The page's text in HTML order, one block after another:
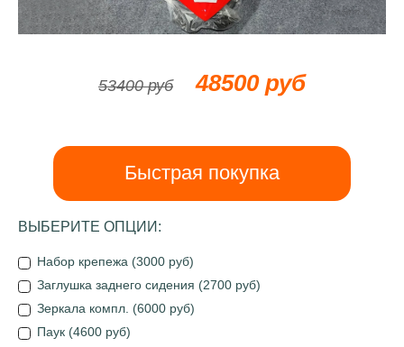
53400 руб 48500 руб
Быстрая покупка
ВЫБЕРИТЕ ОПЦИИ:
Набор крепежа (3000 руб)
Заглушка заднего сидения (2700 руб)
Зеркала компл. (6000 руб)
Паук (4600 руб)